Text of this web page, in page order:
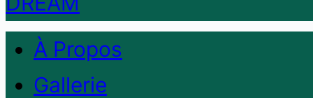
À Propos
Gallerie